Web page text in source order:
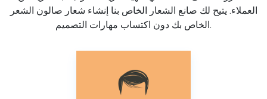
العملاء. يتيح لك صانع الشعار الخاص بنا إنشاء شعار صالون الشعر
الخاص بك دون اكتساب مهارات التصميم.